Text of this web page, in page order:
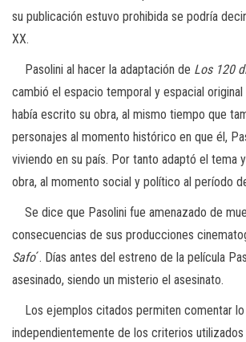
su publicación estuvo prohibida se podría
XX.
Pasolini al hacer la adaptación de Los 120
cambió el espacio temporal y espacial original
había escrito su obra, al mismo tiempo que
personajes al momento histórico en que él,
viviendo en su país. Por tanto adaptó el tema
obra, al momento social y político al período
Se dice que Pasolini fue amenazado de
consecuencias de sus producciones
Safo´. Días antes del estreno de la película
asesinado, siendo un misterio el asesinato.
Los ejemplos citados permiten comentar lo
independientemente de los criterios